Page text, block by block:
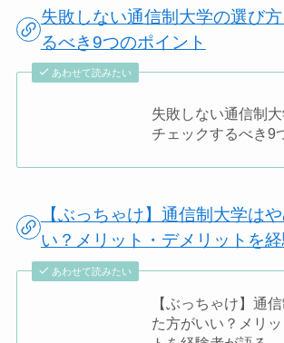
失敗しない通信制大学の選び
るべき9つのポイント
あわせて読みたい
失敗しない通信制大
チェックするべき9
【ぶっちゃけ】通信制大学は
い？メリット・デメリットを
あわせて読みたい
【ぶっちゃけ】通
た方がいい？メリ